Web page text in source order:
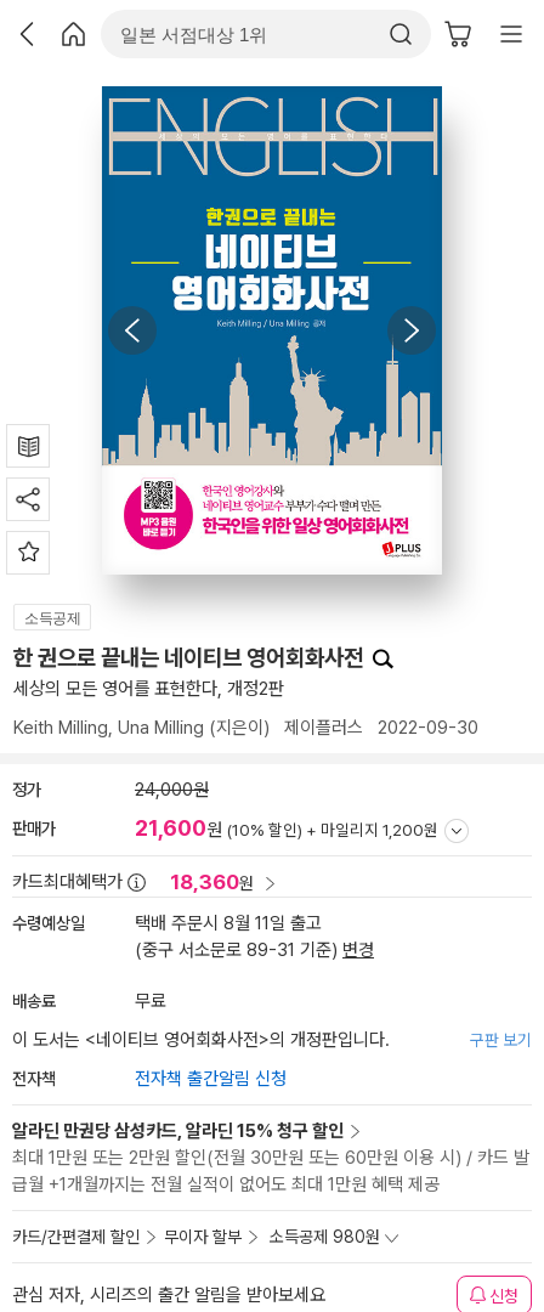
소득공제
한 권으로 끝내는 네이티브 영어회화사전
세상의 모든 영어를 표현한다, 개정2판
Keith Milling, Una Milling (지은이) 제이플러스 2022-09-30
정가 24,000원
판매가 21,600원 (10% 할인) + 마일리지 1,200원
카드최대혜택가 18,360원
수령예상일
택배 주문시 8월 11일 출고
(중구 서소문로 89-31 기준) 변경
배송료
무료
이 도서는 <네이티브 영어회화사전>의 개정판입니다. 구판 보기
전자책 전자책 출간알림 신청
알라딘 만권당 삼성카드, 알라딘 15% 청구 할인
최대 1만원 또는 2만원 할인(전월 30만원 또는 60만원 이용 시) / 카드 발
급월 +1개월까지는 전월 실적이 없어도 최대 1만원 혜택 제공
카드/간편결제 할인 무이자 할부 소득공제 980원
관심 저자, 시리즈의 출간 알림을 받아보세요 신청